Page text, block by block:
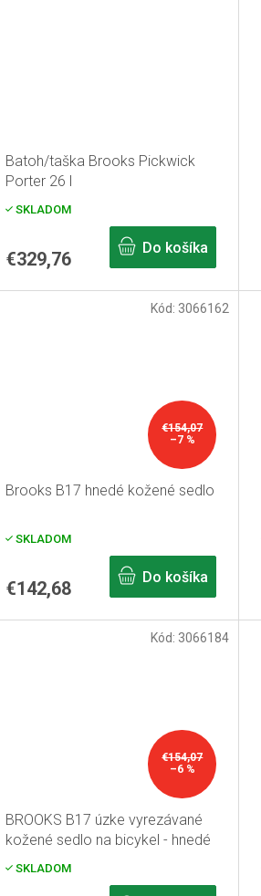
Batoh/taška Brooks Pickwick
Porter 26 l
SKLADOM
€329,76
Do košíka
€154,07
–7 %
Brooks B17 hnedé kožené sedlo
SKLADOM
€142,68
Do košíka
Kód: 3066162
€154,07
–6 %
BROOKS B17 úzke vyrezávané
kožené sedlo na bicykel - hnedé
SKLADOM
Kód: 3066184